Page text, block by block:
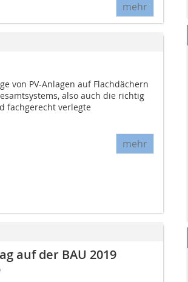
mehr
von PV-Anlagen auf Flachdächern
also auch die richtig
fachgerecht verlegte
mehr
auf der BAU 2019